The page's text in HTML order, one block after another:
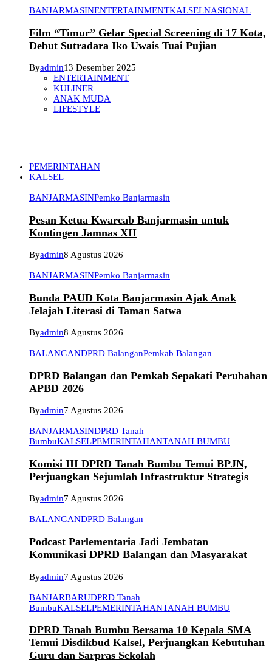
BANJARMASINENTERTAINMENTKALSELNASIONAL
Film “Timur” Gelar Special Screening di 17 Kota,
Debut Sutradara Iko Uwais Tuai Pujian
Byadmin13 Desember 2025
ENTERTAINMENT
KULINER
ANAK MUDA
LIFESTYLE
PEMERINTAHAN
KALSEL
BANJARMASINPemko Banjarmasin
Pesan Ketua Kwarcab Banjarmasin untuk
Kontingen Jamnas XII
Byadmin8 Agustus 2026
BANJARMASINPemko Banjarmasin
Bunda PAUD Kota Banjarmasin Ajak Anak
Jelajah Literasi di Taman Satwa
Byadmin8 Agustus 2026
BALANGANDPRD BalanganPemkab Balangan
DPRD Balangan dan Pemkab Sepakati Perubahan
APBD 2026
Byadmin7 Agustus 2026
BANJARMASINDPRD Tanah
BumbuKALSELPEMERINTAHANTANAH BUMBU
Komisi III DPRD Tanah Bumbu Temui BPJN,
Perjuangkan Sejumlah Infrastruktur Strategis
Byadmin7 Agustus 2026
BALANGANDPRD Balangan
Podcast Parlementaria Jadi Jembatan
Komunikasi DPRD Balangan dan Masyarakat
Byadmin7 Agustus 2026
BANJARBARUDPRD Tanah
BumbuKALSELPEMERINTAHANTANAH BUMBU
DPRD Tanah Bumbu Bersama 10 Kepala SMA
Temui Disdikbud Kalsel, Perjuangkan Kebutuhan
Guru dan Sarpras Sekolah